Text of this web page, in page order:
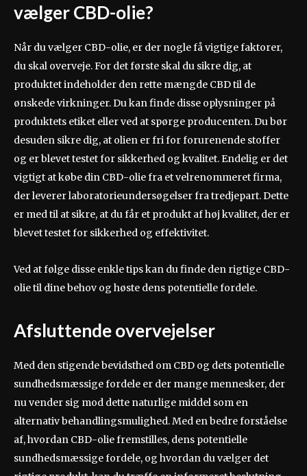
vælger CBD-olie?
Når du vælger CBD-olie, er der nogle få vigtige faktorer,
du skal overveje. For det første skal du sikre dig, at
produktet indeholder den rette mængde CBD til de
ønskede virkninger. Du kan finde disse oplysninger på
produktets etiket eller ved at spørge producenten. Du bør
desuden sikre dig, at olien er fri for forurenende stoffer
og er blevet testet for sikkerhed og kvalitet. Endelig er det
vigtigt at købe din CBD-olie fra et velrenommeret firma,
der leverer laboratorieundersøgelser fra tredjepart. Dette
er med til at sikre, at du får et produkt af høj kvalitet, der er
blevet testet for sikkerhed og effektivitet.
Ved at følge disse enkle tips kan du finde den rigtige CBD-
olie til dine behov og høste dens potentielle fordele.
Afsluttende overvejelser
Med den stigende bevidsthed om CBD og dets potentielle
sundhedsmæssige fordele er der mange mennesker, der
nu vender sig mod dette naturlige middel som en
alternativ behandlingsmulighed. Med en bedre forståelse
af, hvordan CBD-olie fremstilles, dens potentielle
sundhedsmæssige fordele, og hvordan du vælger det